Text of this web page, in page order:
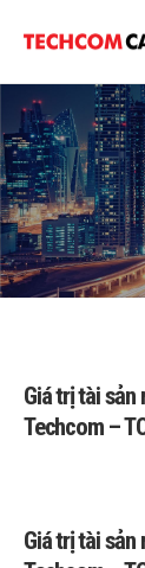
Giá trị tài sản
Techcom –
Giá trị tài sản